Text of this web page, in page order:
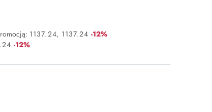
1137.24 1137.24 Rabat:
-12%
Rabat:
-12%